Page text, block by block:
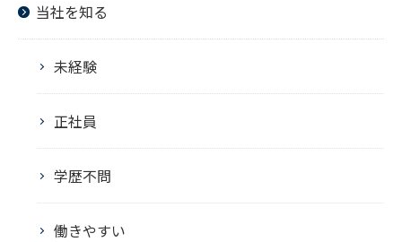
当社を知る
未経験
正社員
学歴不問
働きやすい